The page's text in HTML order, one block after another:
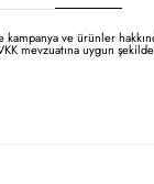
ve ürünler
mevzuatına uygun